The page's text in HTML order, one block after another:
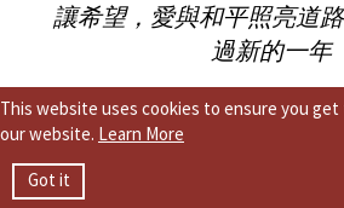
讓希望，愛與和平照亮道
過新的一年
This website uses cookies to ensure you
our website. Learn More
Got it